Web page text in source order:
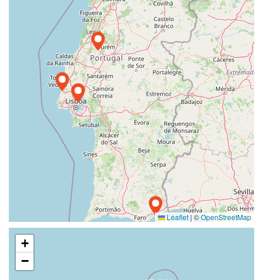
Leaflet | ©OpenStreetMap
+
−